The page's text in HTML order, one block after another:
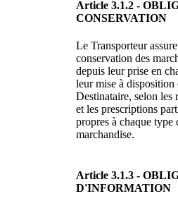
Article 3.1.2 -
CONSERVATION
Le Transporteur
conservation des
depuis leur prise en
leur mise à disposition
Destinataire, selon les
et les prescriptions
propres à chaque type
marchandise.
Article 3.1.3 -
D'INFORMATION